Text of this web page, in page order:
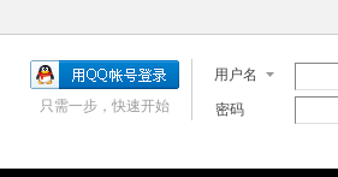
用户名
密码
只需一步，快速开始